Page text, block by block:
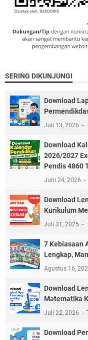
SERING DIKUNJUNGI
Download
Juli 13, 2026
Download
2026/2027
Pendis 4860
Juni 24, 2026
Download
Kurikulum
Juli 31, 2025
7 Kebiasaan
Lengkap,
Agustus 16,
Download
Matematika
Juli 22, 2026
Download